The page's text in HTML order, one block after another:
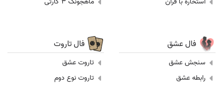
فال عشق
سنجش عشق
رابطه عشق
فال تاروت
تاروت عشق
تاروت نوع دوم